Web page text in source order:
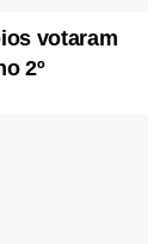
votaram
2º